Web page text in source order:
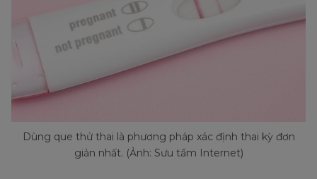
Dùng que thử thai là phương pháp xác định thai kỳ đơn
giản nhất. (Ảnh: Sưu tầm Internet)